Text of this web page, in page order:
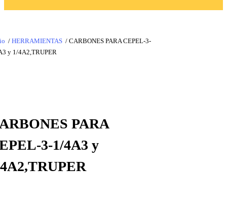
/ HERRAMIENTAS / CARBONES PARA CEPEL-3-
y 1/4A2,TRUPER
PARA
3-1/4A3 y